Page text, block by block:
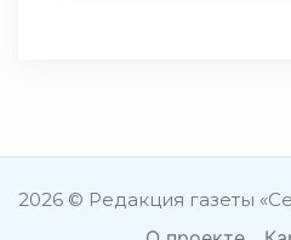
2026 © Редакция газеты